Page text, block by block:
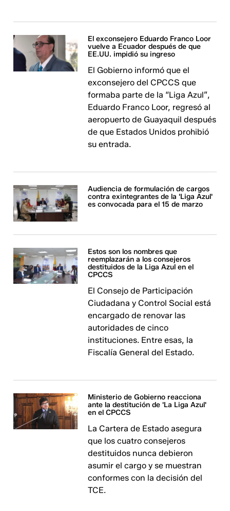
El exconsejero Eduardo Franco Loor
vuelve a Ecuador después de que
EE.UU. impidió su ingreso
El Gobierno informó que el
exconsejero del CPCCS que
formaba parte de la “Liga Azul”,
Eduardo Franco Loor, regresó al
aeropuerto de Guayaquil después
de que Estados Unidos prohibió
su entrada.
Audiencia de formulación de cargos
contra exintegrantes de la 'Liga Azul'
es convocada para el 15 de marzo
Estos son los nombres que
reemplazarán a los consejeros
destituidos de la Liga Azul en el
CPCCS
El Consejo de Participación
Ciudadana y Control Social está
encargado de renovar las
autoridades de cinco
instituciones. Entre esas, la
Fiscalía General del Estado.
Ministerio de Gobierno reacciona
ante la destitución de 'La Liga Azul'
en el CPCCS
La Cartera de Estado asegura
que los cuatro consejeros
destituidos nunca debieron
asumir el cargo y se muestran
conformes con la decisión del
TCE.